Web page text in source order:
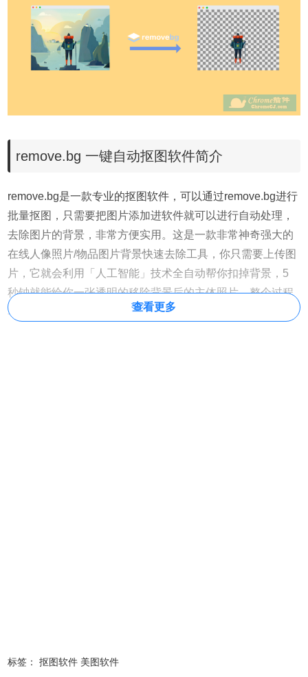
remove.bg 一键自动抠图软件简介
remove.bg是一款专业的抠图软件，可以通过remove.bg进行
批量抠图，只需要把图片添加进软件就可以进行自动处理，
去除图片的背景，非常方便实用。这是一款非常神奇强大的
在线人像照片/物品图片背景快速去除工具，你只需要上传图
片，它就会利用「人工智能」技术全自动帮你扣掉背景，5
秒钟就能给你一张透明的移除背景后的主体照片。整个过程
非常的简单傻瓜，你完完全全不需要花费任何精力去自己抠
4、网页版免安装，随处使用。
查看更多
标签： 抠图软件 美图软件